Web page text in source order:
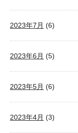
2023年7月 (6)
2023年6月 (5)
2023年5月 (6)
2023年4月 (3)